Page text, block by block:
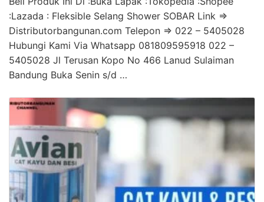
:Lazada : Fleksible Selang Shower SOBAR Link =>
Distributorbangunan.com Telepon => 022 – 5405028
Hubungi Kami Via Whatsapp 081809595918 022 –
5405028 Jl Terusan Kopo No 466 Lanud Sulaiman
Bandung Buka Senin s/d …